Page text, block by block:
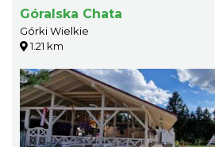
Góralska Chata
Górki Wielkie
1.21 km